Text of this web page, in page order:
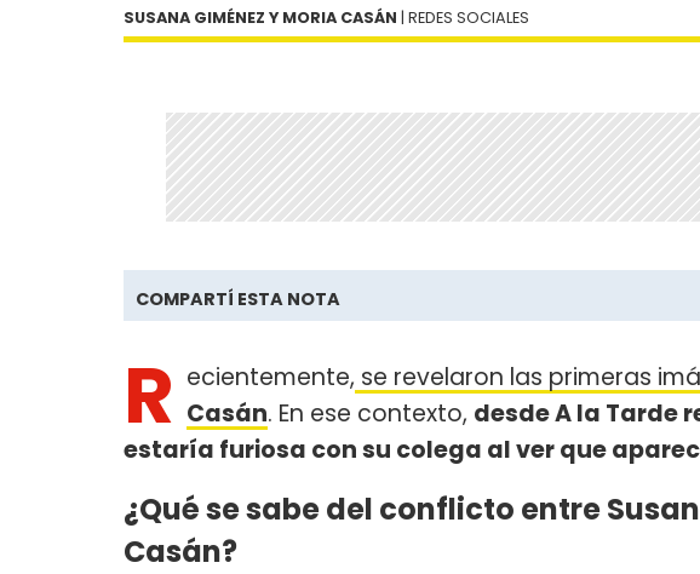
SUSANA GIMÉNEZ Y MORIA CASÁN | REDES SOCIALES
COMPARTÍ ESTA NOTA
R ecientemente, se revelaron las primeras
Casán. En ese contexto, desde A la Tarde
estaría furiosa con su colega al ver que
¿Qué se sabe del conflicto entre
Casán?